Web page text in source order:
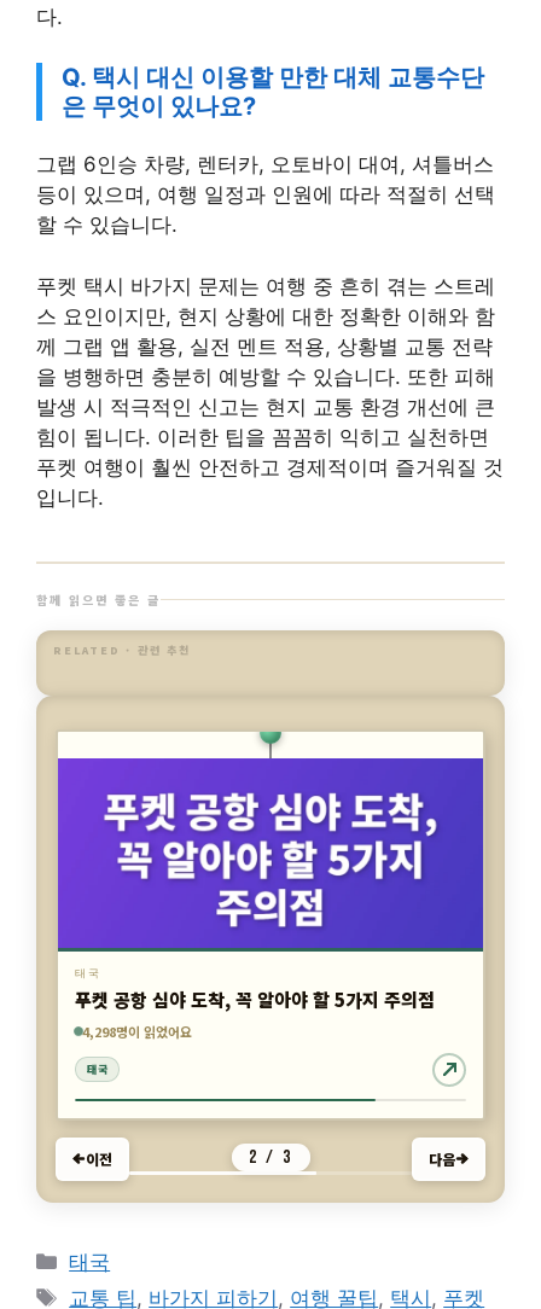
다.
Q. 택시 대신 이용할 만한 대체 교통수단
은 무엇이 있나요?
그랩 6인승 차량, 렌터카, 오토바이 대여, 셔틀버스
등이 있으며, 여행 일정과 인원에 따라 적절히 선택
할 수 있습니다.
푸켓 택시 바가지 문제는 여행 중 흔히 겪는 스트레
스 요인이지만, 현지 상황에 대한 정확한 이해와 함
께 그랩 앱 활용, 실전 멘트 적용, 상황별 교통 전략
을 병행하면 충분히 예방할 수 있습니다. 또한 피해
발생 시 적극적인 신고는 현지 교통 환경 개선에 큰
힘이 됩니다. 이러한 팁을 꼼꼼히 익히고 실천하면
푸켓 여행이 훨씬 안전하고 경제적이며 즐거워질 것
입니다.
함께 읽으면 좋은 글
RELATED · 관련 추천
5,126명이 읽었어요
태국
푸켓 공항 심야 도착, 꼭 알아야 할 5가지 주의점
4,298명이 읽었어요
태국
868명이 읽었어요
이전 2 / 3 다음
카
테
태국
태
교통 팁 , 바가지 피하기 , 여행 꿀팁 , 택시 , 푸켓